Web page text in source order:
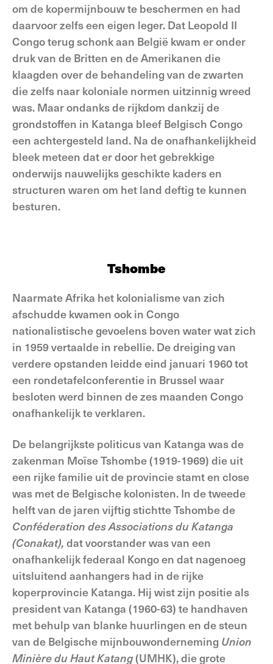
om de kopermijnbouw te beschermen en had
daarvoor zelfs een eigen leger. Dat Leopold II
Congo terug schonk aan België kwam er onder
druk van de Britten en de Amerikanen die
klaagden over de behandeling van de zwarten
die zelfs naar koloniale normen uitzinnig wreed
was. Maar ondanks de rijkdom dankzij de
grondstoffen in Katanga bleef Belgisch Congo
een achtergesteld land. Na de onafhankelijkheid
bleek meteen dat er door het gebrekkige
onderwijs nauwelijks geschikte kaders en
structuren waren om het land deftig te kunnen
besturen.
Tshombe
Naarmate Afrika het kolonialisme van zich
afschudde kwamen ook in Congo
nationalistische gevoelens boven water wat zich
in 1959 vertaalde in rebellie. De dreiging van
verdere opstanden leidde eind januari 1960 tot
een rondetafelconferentie in Brussel waar
besloten werd binnen de zes maanden Congo
onafhankelijk te verklaren.
De belangrijkste politicus van Katanga was de
zakenman Moïse Tshombe (1919-1969) die uit
een rijke familie uit de provincie stamt en close
was met de Belgische kolonisten. In de tweede
helft van de jaren vijftig stichtte Tshombe de
Conféderation des Associations du Katanga
(Conakat), dat voorstander was van een
onafhankelijk federaal Kongo en dat nagenoeg
uitsluitend aanhangers had in de rijke
koperprovincie Katanga. Hij wist zijn positie als
president van Katanga (1960-63) te handhaven
met behulp van blanke huurlingen en de steun
van de Belgische mijnbouwonderneming Union
Minière du Haut Katang(UMHK), die grote